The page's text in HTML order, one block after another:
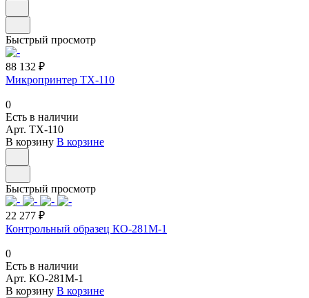
Быстрый просмотр
88 132 ₽
Микропринтер TX-110
0
Есть в наличии
Арт. TX-110
В корзину В корзине
Быстрый просмотр
22 277 ₽
Контрольный образец КО-281М-1
0
Есть в наличии
Арт. КО-281М-1
В корзину В корзине